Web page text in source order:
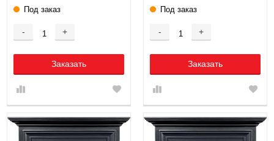
Под заказ
- +
Заказать
Под заказ
- +
Заказать